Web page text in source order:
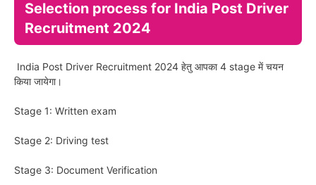
Selection process for India Post Driver
Recruitment 2024
India Post Driver Recruitment 2024 हेतु आपका 4 stage में चयन
किया जायेगा।
Stage 1: Written exam
Stage 2: Driving test
Stage 3: Document Verification